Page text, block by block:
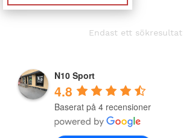
Endast ett sökresultat
N10 Sport
4.8
Baserat på 4 recensioner